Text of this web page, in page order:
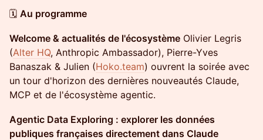
🗓️ Au programme
Welcome & actualités de l'écosystème Olivier Legris
(Alter HQ, Anthropic Ambassador), Pierre-Yves
Banaszak & Julien (Hoko.team) ouvrent la soirée avec
un tour d'horizon des dernières nouveautés Claude,
MCP et de l'écosystème agentic.
Agentic Data Exploring : explorer les données
publiques françaises directement dans Claude